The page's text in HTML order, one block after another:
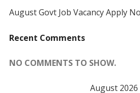
August Govt Job Vacancy Apply
Recent Comments
NO COMMENTS TO SHOW.
August 2026